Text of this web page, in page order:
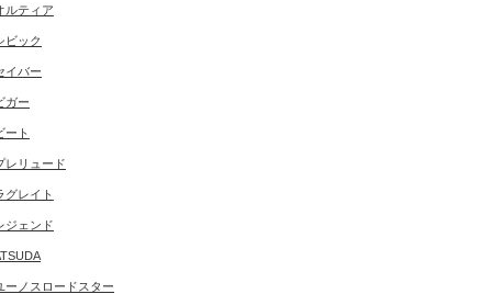
ルティア
ビック
イバー
ガー
ート
レリュード
グレイト
ジェンド
ーノスロードスター